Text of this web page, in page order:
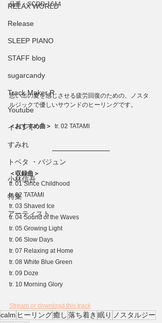
RELAX WORLD
Release
SLEEP PIANO
STAFF blog
sugarcandy
Track Maker R
Youtube
イベント
すみれ
トベタ ・バジュン
小林信吾
特集
アーティスト
品番：SCDD-1614
思い出の夏を感じさせる疲労回復のための、ノスタ
ルジックで優しいサウンドのヒーリングです。
＜おすすめ曲＞ tr. 02 TATAMI
＜収録曲＞
tr. 01 Since Childhood
tr. 02 TATAMI
tr. 03 Shaved Ice
tr. 04 Sound of the Waves
tr. 05 Growing Light
tr. 06 Slow Days
tr. 07 Relaxing at Home
tr. 08 White Blue Green
tr. 09 Doze
tr. 10 Morning Glory
Stream or download this track
calm ヒーリング癒し 落ち着き 眠り ノスタルジー